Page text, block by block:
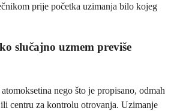
prije početka uzimanja bilo kojeg
slučajno uzmem previše
nego što je propisano, odmah
centru za kontrolu otrovanja. Uzimanje